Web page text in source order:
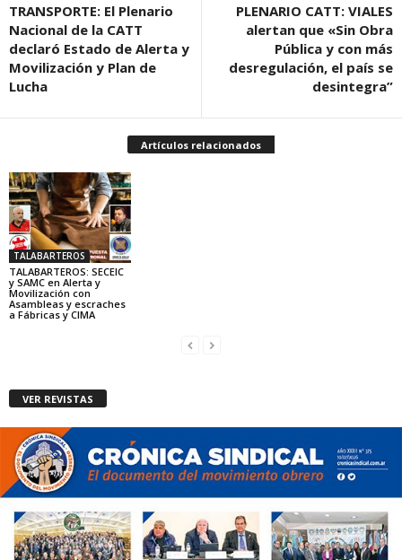
TRANSPORTE: El Plenario
Nacional de la CATT
declaró Estado de Alerta y
Movilización y Plan de
Lucha
PLENARIO CATT: VIALES
alertan que «Sin Obra
Pública y con más
desregulación, el país se
desintegra”
Artículos relacionados
TALABARTEROS
TALABARTEROS: SECEIC
y SAMC en Alerta y
Movilización con
Asambleas y escraches
a Fábricas y CIMA
VER REVISTAS